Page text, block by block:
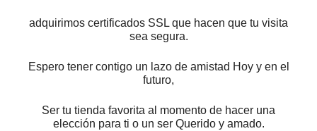
adquirimos certificados SSL que hacen que tu visita
sea segura.
Espero tener contigo un lazo de amistad Hoy y en el
futuro,
Ser tu tienda favorita al momento de hacer una
elección para ti o un ser Querido y amado.